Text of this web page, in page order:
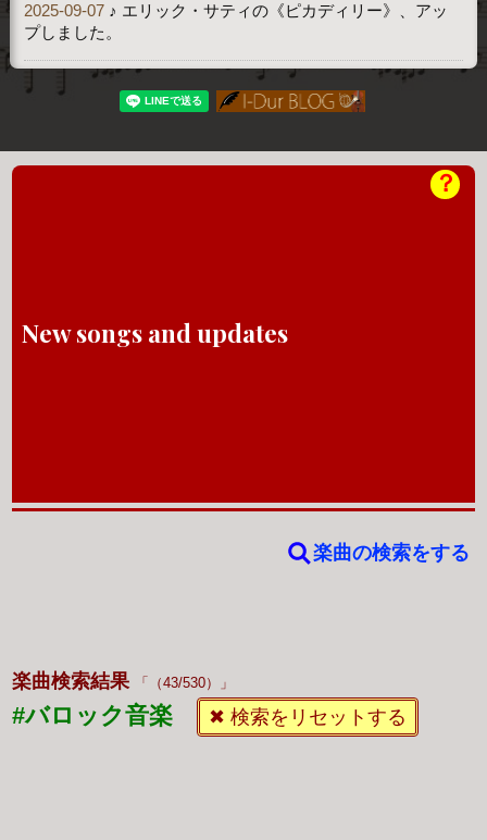
2025-09-07 ♪ エリック・サティの《ピカディリー》、アッ
プしました。
New songs and updates
？
楽曲の検索をする
楽曲検索結果 （43/530）
#バロック音楽 ✖ 検索をリセットする